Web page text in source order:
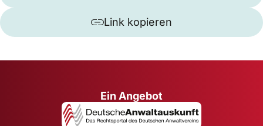
Link kopieren
Ein Angebot